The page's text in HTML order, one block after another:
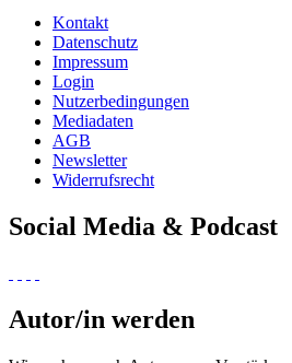
Kontakt
Datenschutz
Impressum
Login
Nutzerbedingungen
Mediadaten
AGB
Newsletter
Widerrufsrecht
Social Media & Podcast
Autor/in werden